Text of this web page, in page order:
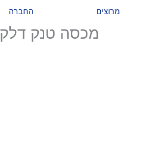
מרוצים החברה
מכסה טנק דלק